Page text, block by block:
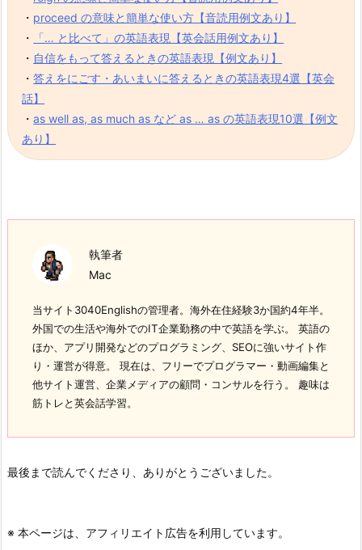
・ proceed の意味と簡単な使い方【音読用例文あり】
・
「… と比べて」の英語表現【英会話用例文あり】
・ 自信をもって答えるときの英語表現【例文あり】
・答えをにごす・あいまいに答えるときの英語表現4選【英会
話】
・as well as, as much as など as … as の英語表現10選【例文
あり】
執筆者
Mac
当サイト3040Englishの管理者。海外在住経験3か国約4年半。
外国での生活や海外でのIT企業勤務の中で英語を学ぶ。 英語の
ほか、アプリ開発などのプログラミング、SEOに強いサイト作
り・運営が得意。 現在は、フリーでプログラマー・動画編集と
他サイト運営、企業メディアの顧問・コンサルを行う。 趣味は
筋トレと英会話学習。
最後まで読んでくださり、ありがとうございました。
※ 本ページは、アフィリエイト広告を利用しています。